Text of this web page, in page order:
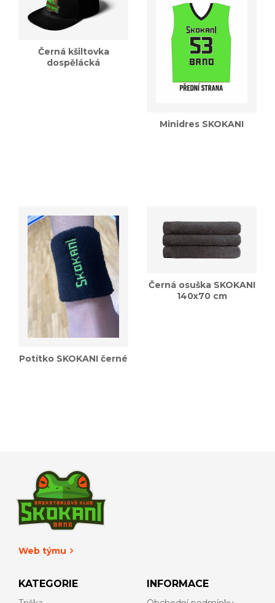
Černá kšiltovka
dospělácká
Minidres SKOKANI
Potítko SKOKANI černé
Černá osuška SKOKANI
140x70 cm
Web týmu
KATEGORIE INFORMACE